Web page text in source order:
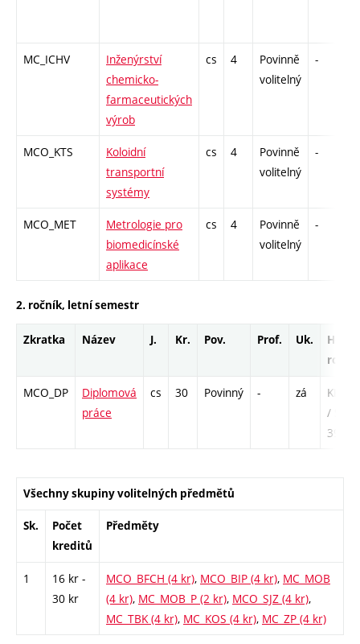
MC_ICHV
Inženýrství
chemicko-
farmaceutických
výrob
cs 4
Povinně
volitelný
-
MCO_KTS
Koloidní
transportní
systémy
cs 4
Povinně
volitelný
-
MCO_MET
Metrologie pro
biomedicínské
aplikace
cs 4
Povinně
volitelný
-
2. ročník, letní semestr
Zkratka Název J. Kr. Pov. Prof. Uk.
Hod.
MCO_DP
Diplomová
práce
cs 30 Povinný - zá
KK -
/ SL -
390
Všechny skupiny volitelných předmětů
Sk.
Počet
kreditů
Předměty
1
16 kr -
30 kr
MCO_BFCH (4 kr), MCO_BIP (4 kr), MC_MOB
(4 kr), MC_MOB_P (2 kr), MCO_SJZ (4 kr),
MC_TBK (4 kr), MC_KOS (4 kr), MC_ZP (4 kr)